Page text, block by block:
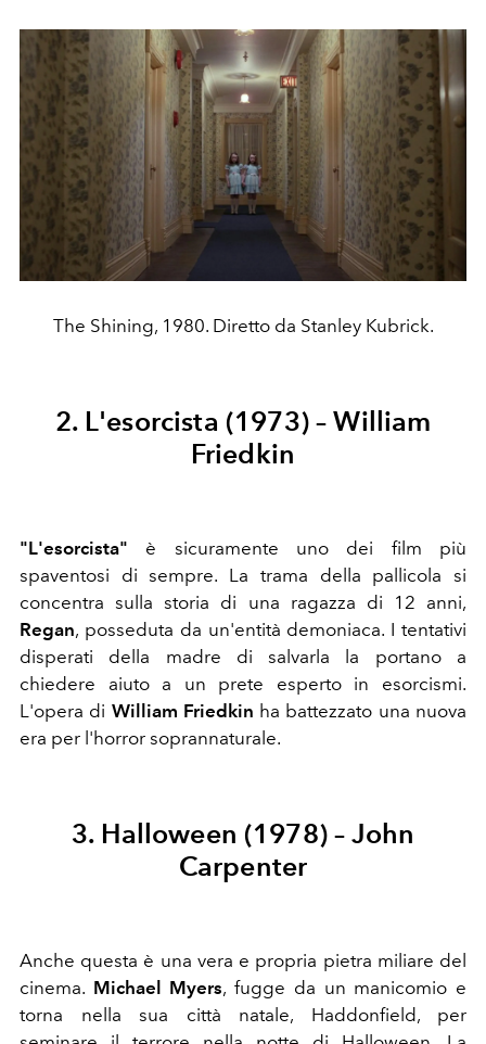
The Shining, 1980. Diretto da Stanley Kubrick.
2. L'esorcista (1973) – William
Friedkin
"L'esorcista" è sicuramente uno dei film più
spaventosi di sempre. La trama della pallicola si
concentra sulla storia di una ragazza di 12 anni,
Regan, posseduta da un'entità demoniaca. I tentativi
disperati della madre di salvarla la portano a
chiedere aiuto a un prete esperto in esorcismi.
L'opera di William Friedkin ha battezzato una nuova
era per l'horror soprannaturale.
3. Halloween (1978) – John
Carpenter
Anche questa è una vera e propria pietra miliare del
cinema. Michael Myers, fugge da un manicomio e
torna nella sua città natale, Haddonfield, per